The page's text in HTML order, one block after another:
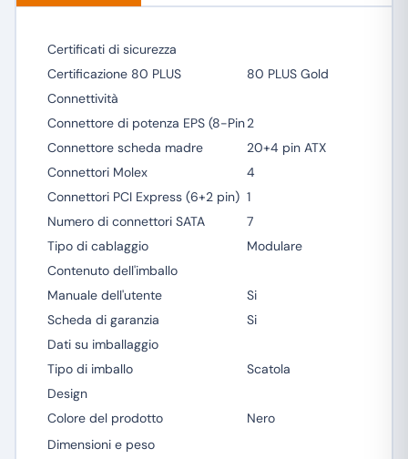
Certificati di sicurezza
Certificazione 80 PLUS
80 PLUS Gold
Connettività
Connettore di potenza EPS (8-Pin2
Connettore scheda madre
20+4 pin ATX
Connettori Molex
4
Connettori PCI Express (6+2 pin) 1
Numero di connettori SATA
7
Tipo di cablaggio
Modulare
Contenuto dell'imballo
Manuale dell'utente
Si
Scheda di garanzia
Si
Dati su imballaggio
Tipo di imballo
Scatola
Design
Colore del prodotto
Nero
Dimensioni e peso